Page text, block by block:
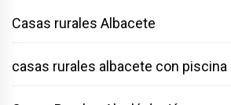
Casas rurales Albacete
casas rurales albacete con piscina